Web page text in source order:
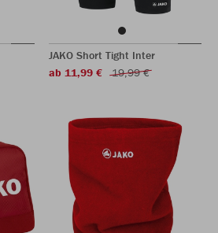
JAKO Short Tight Inter
ab 11,99 €
19,99 €